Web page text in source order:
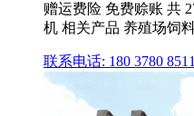
赠运费险 免费赊账 共
机 相关产品 养殖场饲
联系电话: 180 3780 8511